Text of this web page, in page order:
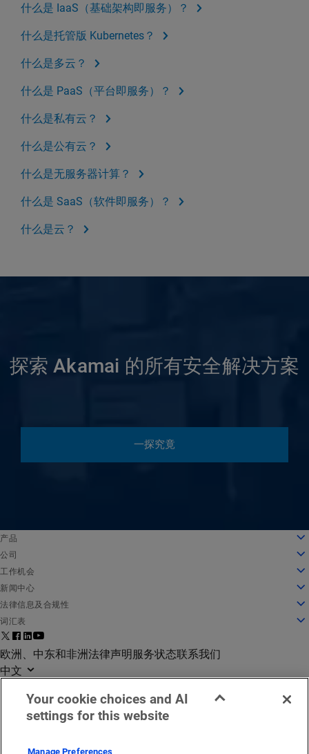
什么是 IaaS（基础架构即服务）？
什么是托管版 Kubernetes？
什么是多云？
什么是 PaaS（平台即服务）？
什么是私有云？
什么是公有云？
什么是无服务器计算？
什么是 SaaS（软件即服务）？
什么是云？
探索 Akamai 的所有安全解决方案
一探究竟
产品
云计算
安全性
内容交付
所有产品和试用机会
全球服务
公司
关于我们
公司发展历程
领导团队
奖项
董事会
面向创新的基础架构
投资者关系
企业责任
企业道德
办公地点
无障碍声明
工作机会
工作机会
在 Akamai 工作
学生和应届毕业生
包容性工作场所
搜索职位
文化博客
新闻中心
新闻中心
新闻稿
媒体报道
媒体资源
法律信息及合规性
法律信息
信息安全合规
隐私信任中心
隐私声明
Cookie 设置
欧盟数字服务法案 (DSA)
词汇表
什么是 API 安全防护？
什么是 CDN？
什么是云计算？
什么是网络安全？
什么是 DDoS 攻击？
什么是微分段？
什么是 Zero Trust？
欧洲、中东和非洲法律声明服务状态联系我们
中文
English
Deutsch
Español
Français
Italiano
Português
中文
日本語
한국어
©2026 Akamai Technologies
京公网安备 11010502035140
Your cookie choices and AI
settings for this website
Manage Preferences